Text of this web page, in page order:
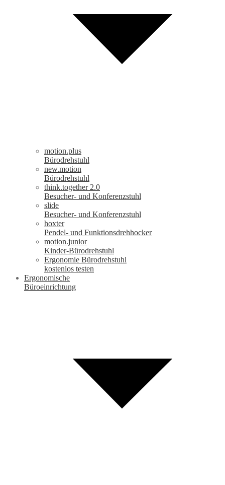
motion.plus
Bürodrehstuhl
new.motion
Bürodrehstuhl
think.together 2.0
Besucher- und Konferenzstuhl
slide
Besucher- und Konferenzstuhl
hoxter
Pendel- und Funktionsdrehhocker
motion.junior
Kinder-Bürodrehstuhl
Ergonomie Bürodrehstuhl
kostenlos testen
Ergonomische
Büroeinrichtung